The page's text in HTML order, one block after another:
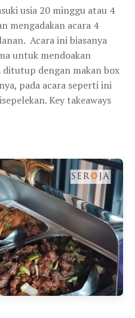
usia 20 minggu atau 4
mengadakan acara 4
Acara ini biasanya
untuk mendoakan
ditutup dengan makan box
pada acara seperti ini
Key takeaways